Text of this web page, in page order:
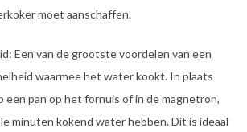
moet aanschaffen.
Een van de grootste voordelen van een
waarmee het water kookt. In plaats
een pan op het fornuis of in de magnetron,
minuten kokend water hebben. Dit is ideaal